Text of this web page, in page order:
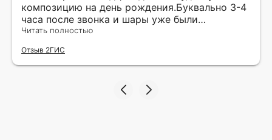
композицию на день рождения.Буквально 3-4
часа после звонка и шары уже были
доставлены мне по адресу.Качество
рада.
Читать полностью
Отзыв 2ГИС